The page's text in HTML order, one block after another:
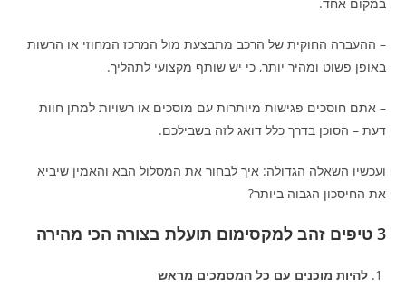
– ההעברה החוקית של הרכב מתבצעת מול המרכז המחוזי או הרשות
באופן פשוט ומהיר יותר, כי יש שותף מקצועי לתהליך.
– אתם חוסכים פגישות מיותרות עם מוסכים או רשויות למתן חוות
דעת – הסוכן בדרך כלל דואג לזה בשבילכם.
ועכשיו השאלה הגדולה: איך לבחור את המסלול הבא והאמין שיביא
את החיסכון הגבוה ביותר?
3 טיפים זהב למקסימום תועלת בצורה הכי מהירה
להיות מוכנים עם כל המסמכים מראש